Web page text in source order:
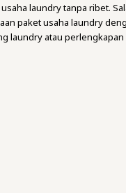
laundry tanpa ribet.
paket usaha laundry
laundry atau